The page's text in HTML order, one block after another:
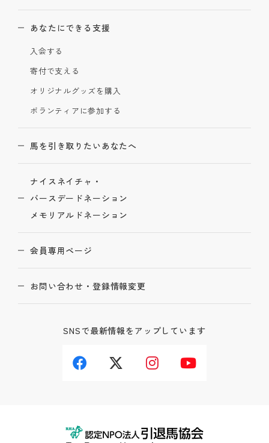
あなたにできる支援
入会する
寄付で支える
オリジナルグッズを購入
ボランティアに参加する
馬を引き取りたいあなたへ
ナイスネイチャ・
バースデードネーション
メモリアルドネーション
会員専用ページ
お問い合わせ・登録情報変更
SNSで最新情報をアップしています